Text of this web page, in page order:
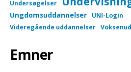
Undersøgelser
Ungdomsuddannelser
UNI-Login
Videregående uddannelser
Emner